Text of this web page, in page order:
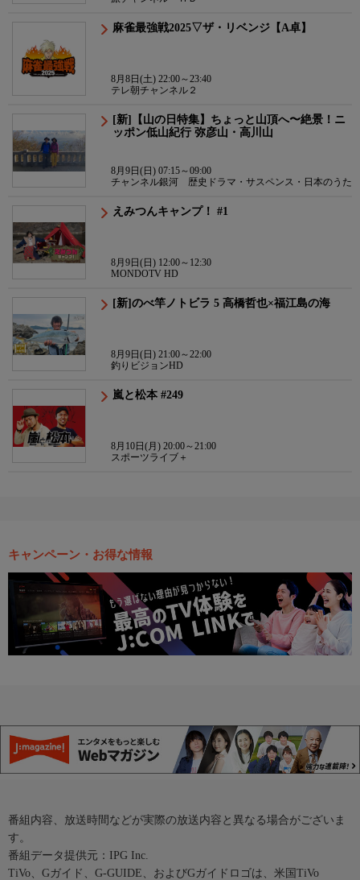
麻雀最強戦2025▽ザ・リベンジ【A卓】
8月8日(土) 22:00～23:40
テレ朝チャンネル２
[新]【山の日特集】ちょっと山頂へ〜絶景！ニ
ッポン低山紀行 弥彦山・高川山
8月9日(日) 07:15～09:00
チャンネル銀河 歴史ドラマ・サスペンス・日本のうた
えみつんキャンプ！ #1
8月9日(日) 12:00～12:30
MONDOTV HD
[新]のべ竿ノトビラ 5 高橋哲也×福江島の海
8月9日(日) 21:00～22:00
釣りビジョンHD
嵐と松本 #249
8月10日(月) 20:00～21:00
スポーツライブ＋
キャンペーン・お得な情報
番組内容、放送時間などが実際の放送内容と異なる場合がございま
す。
番組データ提供元：IPG Inc.
TiVo、Gガイド、G-GUIDE、およびGガイドロゴは、米国TiVo